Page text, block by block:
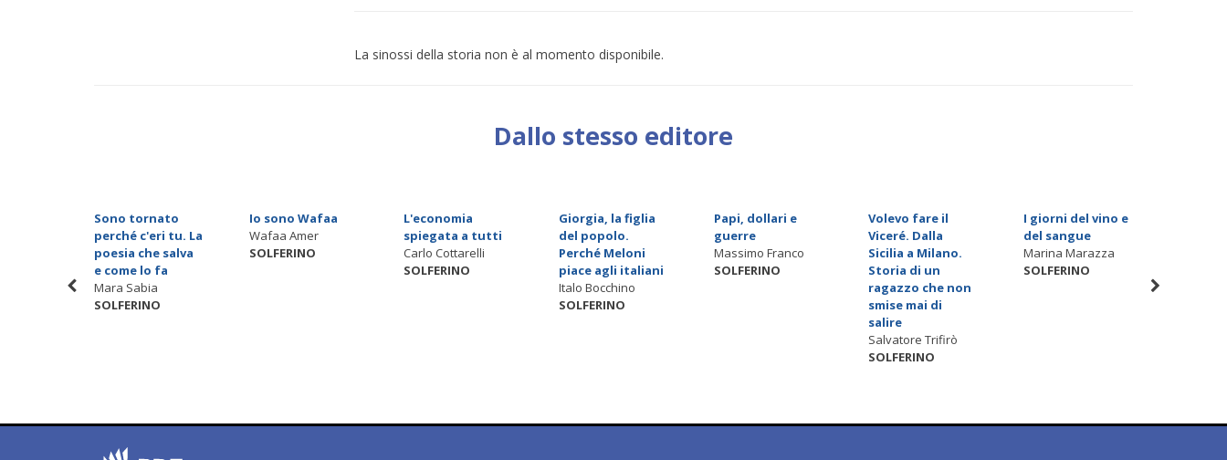
La sinossi della storia non è al momento disponibile.
Dallo stesso editore
Sono tornato
perché c'eri tu. La
poesia che salva
e come lo fa
Mara Sabia
SOLFERINO
Io sono Wafaa
Wafaa Amer
SOLFERINO
L'economia
spiegata a tutti
Carlo Cottarelli
SOLFERINO
Giorgia, la figlia
del popolo.
Perché Meloni
piace agli italiani
Italo Bocchino
SOLFERINO
Papi, dollari e
guerre
Massimo Franco
SOLFERINO
Volevo fare il
Viceré. Dalla
Sicilia a Milano.
Storia di un
ragazzo che non
smise mai di
salire
Salvatore Trifirò
SOLFERINO
I giorni del vino e
del sangue
Marina Marazza
SOLFERINO